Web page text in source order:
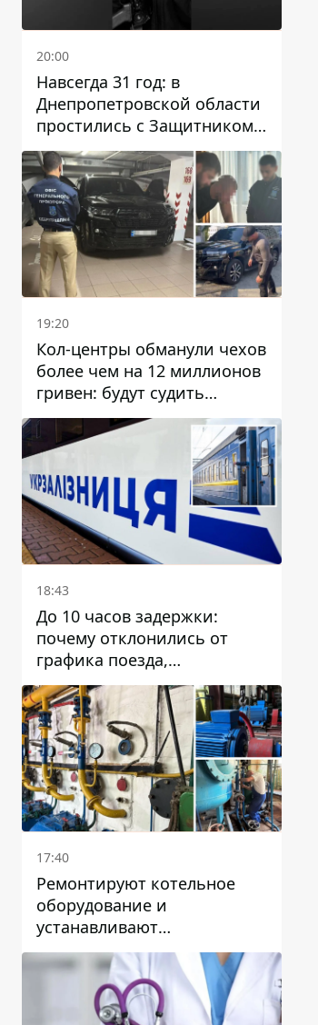
20:00
Навсегда 31 год: в
Днепропетровской области
простились с Защитником
Александром Репиным
19:20
Кол-центры обманули чехов
более чем на 12 миллионов
гривен: будут судить
днепрянина,
организовавшего
транснациональную
преступную организацию
18:43
До 10 часов задержки:
почему отклонились от
графика поезда,
курсирующие через Днепр
и область
17:40
Ремонтируют котельное
оборудование и
устанавливают
генераторные установки:
как в Днепре готовятся к
отопительному сезону